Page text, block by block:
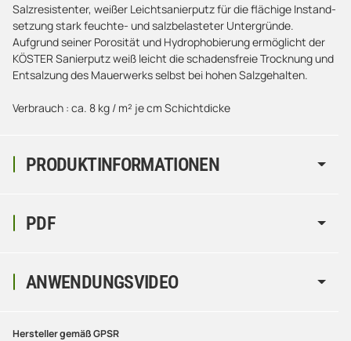
PRODUKTINFORMATIONEN
Salzresistenter, weißer Leichtsanierputz für die flächige Instand-
setzung stark feuchte- und salzbelasteter Untergründe.
Aufgrund seiner Porosität und Hydrophobierung ermöglicht der
KÖSTER Sanierputz weiß leicht die schadensfreie Trocknung und
Entsalzung des Mauerwerks selbst bei hohen Salzgehalten.
Verbrauch : ca. 8 kg / m² je cm Schichtdicke
PDF
ANWENDUNGSVIDEO
Hersteller gemäß GPSR